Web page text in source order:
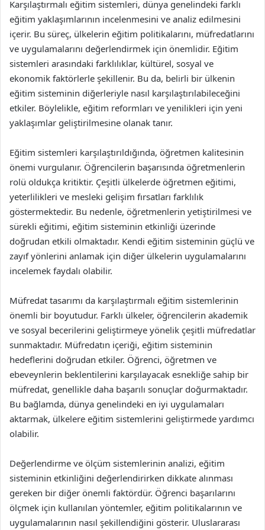
Karşılaştırmalı eğitim sistemleri, dünya genelindeki farklı
eğitim yaklaşımlarının incelenmesini ve analiz edilmesini
içerir. Bu süreç, ülkelerin eğitim politikalarını, müfredatlarını
ve uygulamalarını değerlendirmek için önemlidir. Eğitim
sistemleri arasındaki farklılıklar, kültürel, sosyal ve
ekonomik faktörlerle şekillenir. Bu da, belirli bir ülkenin
eğitim sisteminin diğerleriyle nasıl karşılaştırılabileceğini
etkiler. Böylelikle, eğitim reformları ve yenilikleri için yeni
yaklaşımlar geliştirilmesine olanak tanır.
Eğitim sistemleri karşılaştırıldığında, öğretmen kalitesinin
önemi vurgulanır. Öğrencilerin başarısında öğretmenlerin
rolü oldukça kritiktir. Çeşitli ülkelerde öğretmen eğitimi,
yeterlilikleri ve mesleki gelişim fırsatları farklılık
göstermektedir. Bu nedenle, öğretmenlerin yetiştirilmesi ve
sürekli eğitimi, eğitim sisteminin etkinliği üzerinde
doğrudan etkili olmaktadır. Kendi eğitim sisteminin güçlü ve
zayıf yönlerini anlamak için diğer ülkelerin uygulamalarını
incelemek faydalı olabilir.
Müfredat tasarımı da karşılaştırmalı eğitim sistemlerinin
önemli bir boyutudur. Farklı ülkeler, öğrencilerin akademik
ve sosyal becerilerini geliştirmeye yönelik çeşitli müfredatlar
sunmaktadır. Müfredatın içeriği, eğitim sisteminin
hedeflerini doğrudan etkiler. Öğrenci, öğretmen ve
ebeveynlerin beklentilerini karşılayacak esnekliğe sahip bir
müfredat, genellikle daha başarılı sonuçlar doğurmaktadır.
Bu bağlamda, dünya genelindeki en iyi uygulamaları
aktarmak, ülkelere eğitim sistemlerini geliştirmede yardımcı
olabilir.
Değerlendirme ve ölçüm sistemlerinin analizi, eğitim
sisteminin etkinliğini değerlendirirken dikkate alınması
gereken bir diğer önemli faktördür. Öğrenci başarılarını
ölçmek için kullanılan yöntemler, eğitim politikalarının ve
uygulamalarının nasıl şekillendiğini gösterir. Uluslararası